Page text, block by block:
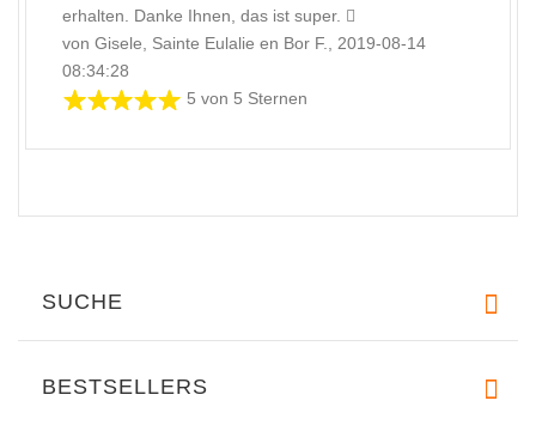
erhalten. Danke Ihnen, das ist super.
von Gisele, Sainte Eulalie en Bor F., 2019-08-14
08:34:28
5 von 5 Sternen
SUCHE
BESTSELLERS